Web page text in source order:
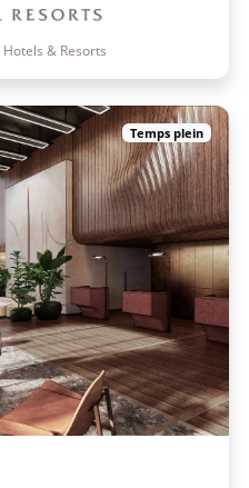
& Resorts
Temps plein